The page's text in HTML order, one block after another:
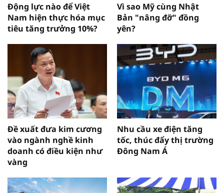
Động lực nào để Việt
Nam hiện thực hóa mục
tiêu tăng trưởng 10%?
Vì sao Mỹ cùng Nhật
Bản "nâng đỡ" đồng
yên?
Đề xuất đưa kim cương
vào ngành nghề kinh
doanh có điều kiện như
vàng
Nhu cầu xe điện tăng
tốc, thúc đẩy thị trường
Đông Nam Á